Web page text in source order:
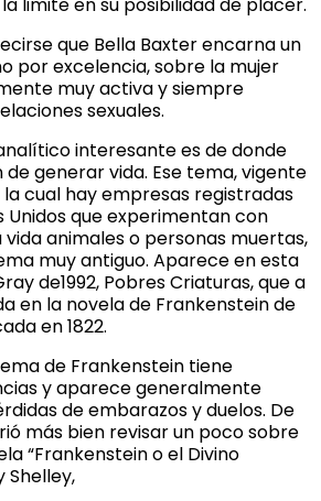
que Bella Baxter encarna un
por excelencia, sobre la mujer
muy activa y siempre
sexuales.
interesante es de donde
generar vida. Ese tema, vigente
cual hay empresas registradas
Unidos que experimentan con
animales o personas muertas,
muy antiguo. Aparece en esta
de1992, Pobres Criaturas, que a
en la novela de Frankenstein de
en 1822.
de Frankenstein tiene
y aparece generalmente
de embarazos y duelos. De
más bien revisar un poco sobre
“Frankenstein o el Divino
Shelley,